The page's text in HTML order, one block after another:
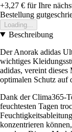
+3,27 € für Ihre
Bestellung
Loading...
Beschreibung
Der Anorak adidas
wichtiges
adidas, vereint
optimalen Schutz auf
Dank der Clima365-
feuchtesten Tagen
konzentrieren